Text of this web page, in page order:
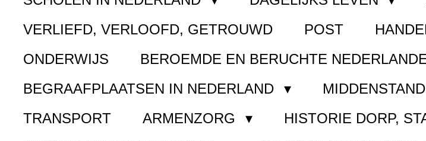
VERLIEFD, VERLOOFD, GETROUWD
POST
ONDERWIJS
BEROEMDE EN BERUCHTE
BEGRAAFPLAATSEN IN NEDERLAND
MIDDENSTAND
TRANSPORT
ARMENZORG
HISTORIE DORP,